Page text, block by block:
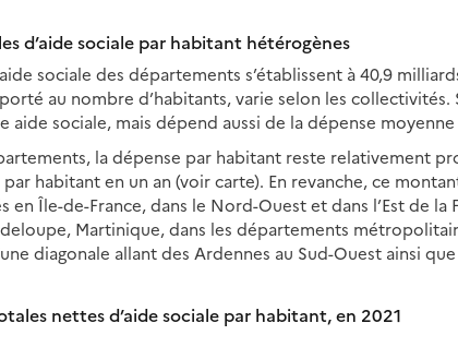
d’aide sociale par habitant hétérogènes
sociale des départements s’établissent à 40,9
au nombre d’habitants, varie selon les
aide sociale, mais dépend aussi de la dépense
la dépense par habitant reste relativement
habitant en un an (voir carte). En revanche, ce
Île-de-France, dans le Nord-Ouest et dans l’Est de la
Martinique, dans les départements
diagonale allant des Ardennes au Sud-Ouest ainsi
nettes d’aide sociale par habitant, en 2021